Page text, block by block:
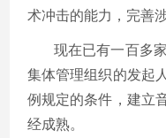
术冲击的能力，完善
现在已有一百多家
集体管理组织的发起
例规定的条件，建立
经成熟。